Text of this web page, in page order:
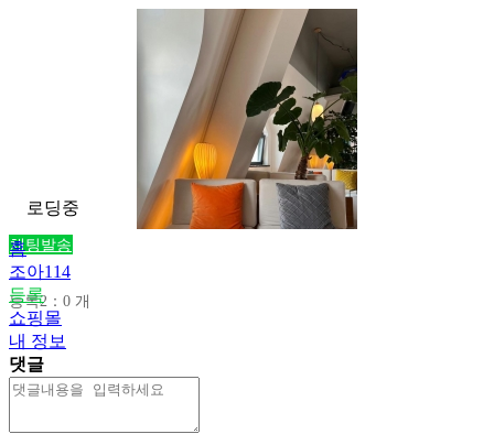
채팅발송
등록2：0 개
로딩중
홈
조아114
등록
쇼핑몰
내 정보
댓글